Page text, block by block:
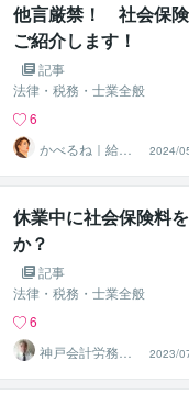
他言厳禁！ 社会保
ご紹介します！
記事
法律・税務・士業全般
6
かべるね｜給与
計算代行（相談
可・安心）
2024/
休業中に社会保険料
か？
記事
法律・税務・士業全般
6
神戸会計労務管
理事務所
2023/